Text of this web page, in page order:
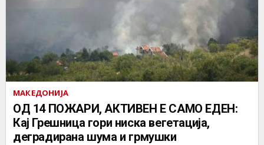
МАКЕДОНИЈА
ОД 14 ПОЖАРИ, АКТИВЕН Е САМО ЕДЕН:
Кај Грешница гори ниска вегетација,
деградирана шума и грмушки